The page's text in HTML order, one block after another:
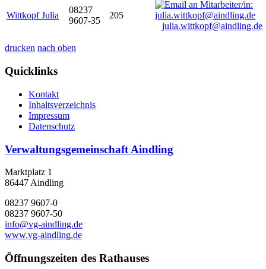
Wittkopf Julia
08237
9607-35
205
julia.wittkopf@aindling.de
drucken nach oben
Quicklinks
Kontakt
Inhaltsverzeichnis
Impressum
Datenschutz
Verwaltungsgemeinschaft Aindling
Marktplatz 1
86447 Aindling
08237 9607-0
08237 9607-50
info@vg-aindling.de
www.vg-aindling.de
Öffnungszeiten des Rathauses